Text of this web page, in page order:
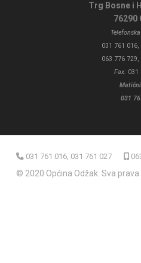
Trg Bosne i
76290
031 761 016,
063 776 729,
Fax: 031
031
031 761 016, 031 761 027
© 2020 Općina Odžak. Sva